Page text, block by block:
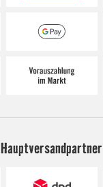
Hauptversandpartner